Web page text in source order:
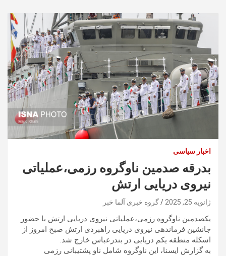
اخبار سیاسی
بدرقه صدمین ناوگروه رزمی،عملیاتی
نیروی دریایی ارتش
ژانویه 25, 2025 گروه خبری آلما خبر
یکصدمین ناوگروه رزمی،عملیاتی نیروی دریایی ارتش با حضور
جانشین فرماندهی نیروی دریایی راهبردی ارتش صبح امروز از
اسکله منطقه یکم دریایی در بندرعباس خارج شد.
به گزارش ایسنا، این ناوگروه شامل ناو پشتیبانی رزمی